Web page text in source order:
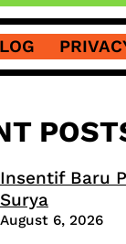
Insentif Baru
Surya
August 6, 2026